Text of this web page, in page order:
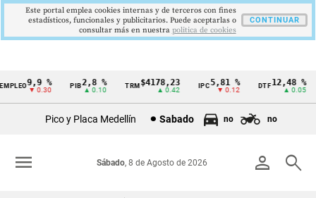
Cintillo
Colombia
9,9 %
▼ 0.30
PIB2,8 %
▲ 0.10
TRM$4178,23
▲ 0.42
5,81 %
▼ 0.12
DTF12,48 %
▲ 0.05
Pico y Placa Medellín Sabado no no
person search
Sábado, 8 de Agosto de 2026
menu
Este portal emplea cookies internas y de terceros con fines
estadísticos, funcionales y publicitarios. Puede aceptarlas o
consultar más en nuestra politica de cookies
CONTINUAR